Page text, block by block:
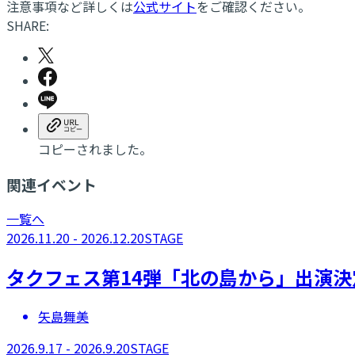
注意事項など詳しくは公式サイトをご確認ください。
SHARE:
コピーされました。
関連イベント
一覧へ
2026.11.20 - 2026.12.20STAGE
タクフェス第14弾「北の島から」出演
矢島舞美
2026.9.17 - 2026.9.20STAGE